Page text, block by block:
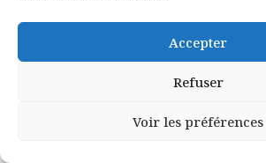
Accepter
Refuser
Voir les préférences
L’Union soviétique s’affirme en
le premier régime à avoir utilisé
arme d’État au service d’un